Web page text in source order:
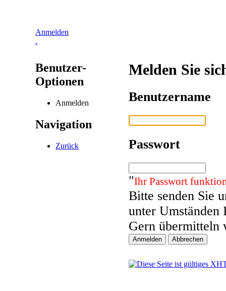
Anmelden
.
Benutzer-
Optionen
Anmelden
Navigation
Zurück
Melden Sie
Benutzername
Passwort
"Ihr Passwort
Bitte senden Sie
unter Umständen
Gern übermitteln